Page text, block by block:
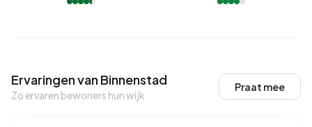
Ervaringen van Binnenstad
Zo ervaren bewoners hun wijk
Praat mee